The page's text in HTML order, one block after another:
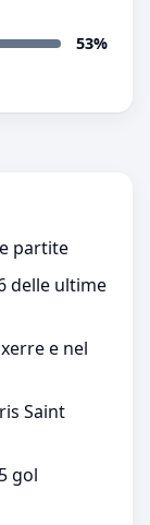
53%
partite
delle ultime
e nel
Saint
gol